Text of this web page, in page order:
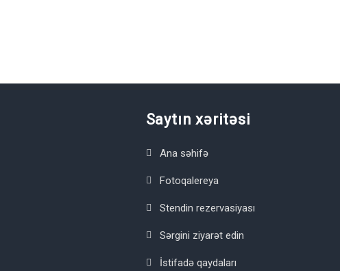
Saytın xəritəsi
Ana səhifə
Fotoqalereya
Stendin rezervasiyası
Sərgini ziyarət edin
İstifadə qaydaları